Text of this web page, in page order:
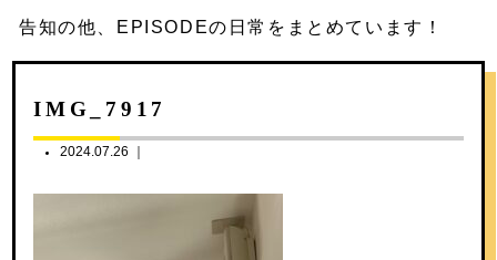
告知の他、EPISODEの日常をまとめています！
IMG_7917
2024.07.26 ｜